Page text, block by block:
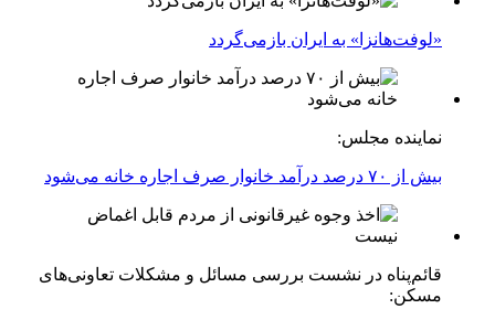
«لوفت‌هانزا» به ایران بازمی‌گردد
نماینده مجلس:
بیش از ۷۰ درصد درآمد خانوار صرف اجاره خانه می‌شود
قائم‌پناه در نشست بررسی مسائل و مشکلات تعاونی‌های
مسکن: